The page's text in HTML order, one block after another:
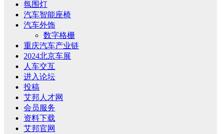
氛围灯
汽车智能座椅
汽车外饰
数字格栅
重庆汽车产业链
2024北京车展
人车交互
进入论坛
投稿
艾邦人才网
会员服务
资料下载
艾邦官网